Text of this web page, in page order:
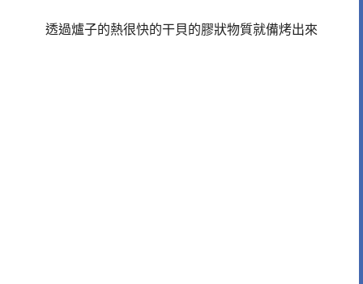
透過爐子的熱很快的干貝的膠狀物質就備烤出來